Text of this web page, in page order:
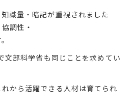
識量・暗記が重視されました
調性・
文部科学省も同じことを求めてい
から活躍できる人材は育てられ